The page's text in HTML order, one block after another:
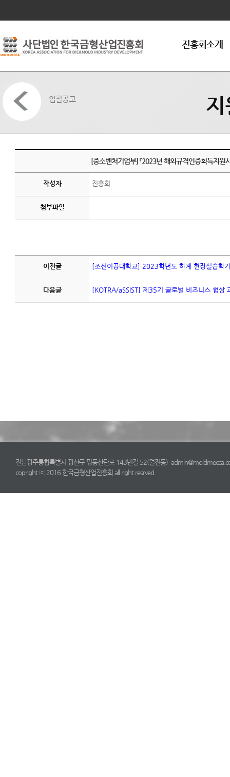
진흥회소개
인사말씀
입찰공고 지
[중소벤처기업부] 「2023년 해외규격인증획득지
작성자 진흥회
첨부파일
이전글 [조선이공대학교] 2023학년도 하계 현장실습학
다음글 [KOTRA/aSSIST] 제35기 글로벌 비즈니스 협상
전남광주통합특별시 광산구 평동산단로 143번길 52(월전동)
copright ⓒ 2016 한국금형산업진흥회 all right resrved.